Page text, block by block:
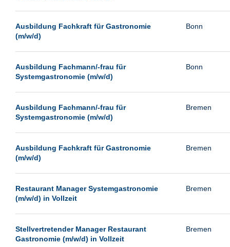
Passau
Pforzheim
Schwerin
Siegburg
Siegen
Viernheim
Wetzlar
Wust/Brandenburg
Ausbildung Fachkraft für Gastronomie
(m/w/d)
Bonn
Ausbildung Fachmann/-frau für
Systemgastronomie (m/w/d)
Bonn
Ausbildung Fachmann/-frau für
Systemgastronomie (m/w/d)
Bremen
Ausbildung Fachkraft für Gastronomie
(m/w/d)
Bremen
Restaurant Manager Systemgastronomie
(m/w/d) in Vollzeit
Bremen
Stellvertretender Manager Restaurant
Gastronomie (m/w/d) in Vollzeit
Bremen